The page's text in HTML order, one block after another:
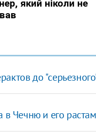
до
в Чечню и его